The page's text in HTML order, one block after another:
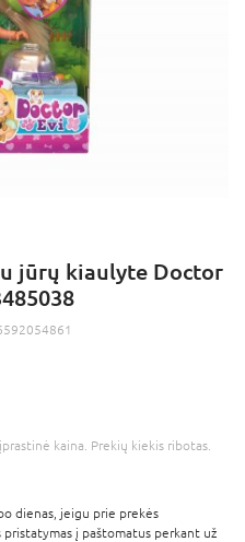
jūrų kiaulyte Doctor
kaina. Prekių kiekis ribotas.
dienas, jeigu prie prekės
į paštomatus perkant už